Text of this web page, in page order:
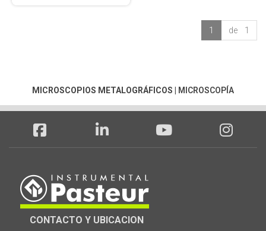
1 de 1
MICROSCOPIOS METALOGRÁFICOS MICROSCOPÍA
CONTACTO Y UBICACION